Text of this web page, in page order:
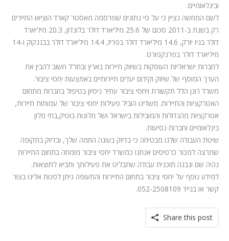
ובינלאומיים.
לשם המחשה נציין כי על פי נתונים שפרסמה מאסטר קארד הוציאו התיירים
רק בשנת ב-2011 סכום של 25.6 מיליארד דולר בלונדון, 20.3 מיליארד
דולר בניו יורק, 14.6 מיליארד דולר בפריז, 14.4 מיליארד דולר בבנגקוק ו-14
מיליארד דולר בפרנקפורט.
לחברות ישראליות העוסקות בשיווק תיירות בארץ ובחו"ל חשוב להבין את
הערך המוסף של שיווק וקידום יעדים תיירותיים באמצעות יחסי ציבור.
משרד רונן הלל תקשורת ויחסי ציבור עתיר ניסיון בטיפול בחברות מתחום
האטרקציות והתיירות. משדינו הוביל פעילות יחסי ציבור של עמותות תיירות,
אטרקציות מהגדולות והמובילות בישראל ושל מלונות בוטיק,בתי מלון
בינלאומיים וחברות נסיעות.
שיטת העבודה שלנו מבטיחה כי בדיוק בעונה החמה שלך, ובדיוק בתקופה
שתרצה למכור כרטיסים אנחנו כמשרד יחסי ציבור מומחה בתחום התיירות
נהיה שם ונבנה תוכנית עבודה שתבליט את פעילותך ותביא לתוצאות.
למידע נוסף על יחסי ציבור בתחום התיירות והתעופה ניתן לפנות אלינו בצור
קשר או בנייד 052-2508109.
Share this post